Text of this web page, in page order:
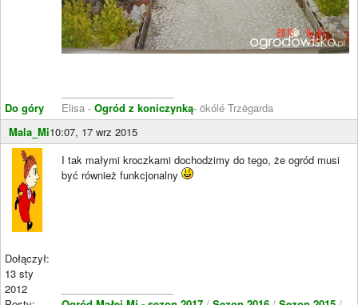
Do góry
Elisa - Ogród z koniczynką- ökólé Trzëgarda
Mala_Mi10:07, 17 wrz 2015
Dołączył:
13 sty
2012
I tak małymi kroczkami dochodzimy do tego, że ogród musi
być również funkcjonalny